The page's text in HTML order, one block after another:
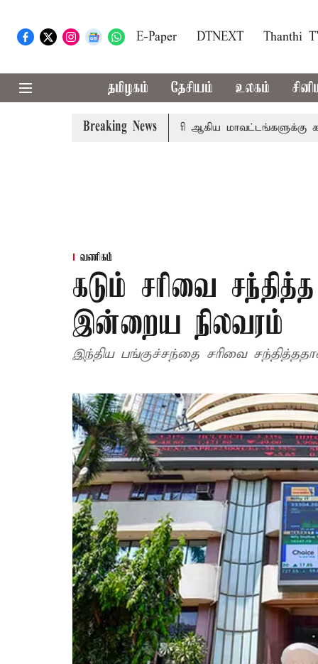
E-Paper DTNEXT Thanthi
தமிழகம் தேசியம் உலகம்
Breaking News
கோவை, தேனி,நீலகிரி ஆகிய மாவட்டங்களுக்கு கன மழை
வணிகம்
கடும் சரிவை
இன்றைய நிலவரம்
இந்திய பங்குச்சந்தை சரிவை